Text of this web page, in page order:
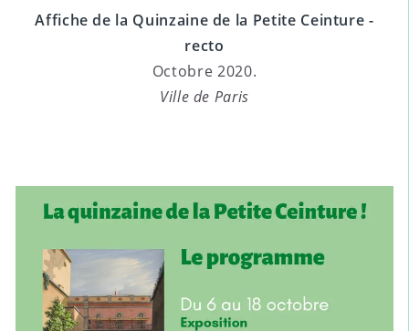
Affiche de la Quinzaine de la Petite Ceinture -
recto
Octobre 2020.
Ville de Paris